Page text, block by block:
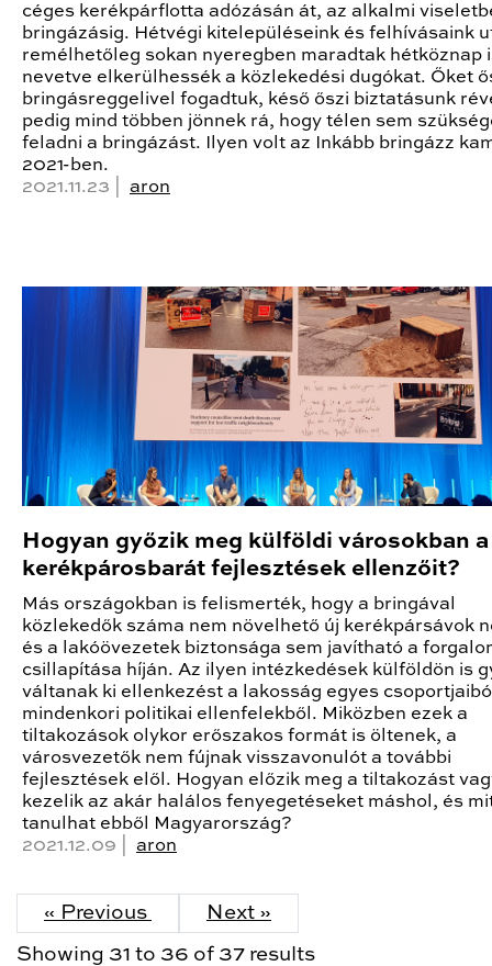
céges kerékpárflotta adózásán át, az alkalmi
bringázásig. Hétvégi kitelepüléseink és felhívásaink
remélhetőleg sokan nyeregben maradtak hétköznap
nevetve elkerülhessék a közlekedési dugókat. Őket
bringásreggelivel fogadtuk, késő őszi biztatásunk
pedig mind többen jönnek rá, hogy télen sem
feladni a bringázást. Ilyen volt az Inkább bringázz
2021-ben.
2021.11.23 | aron
Hogyan győzik meg külföldi városokban a
kerékpárosbarát fejlesztések ellenzőit?
Más országokban is felismerték, hogy a bringával
közlekedők száma nem növelhető új kerékpársávok
és a lakóövezetek biztonsága sem javítható a
csillapítása híján. Az ilyen intézkedések külföldön is
váltanak ki ellenkezést a lakosság egyes
mindenkori politikai ellenfelekből. Miközben ezek a
tiltakozások olykor erőszakos formát is öltenek, a
városvezetők nem fújnak visszavonulót a további
fejlesztések elől. Hogyan előzik meg a tiltakozást
kezelik az akár halálos fenyegetéseket máshol, és
tanulhat ebből Magyarország?
2021.12.09 | aron
« Previous Next »
Showing 31 to 36 of 37 results